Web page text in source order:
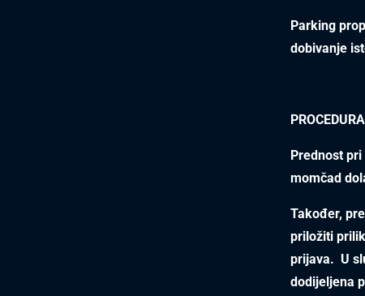
Parking
dobivanje
Prednost
momčad
Također,
priložiti
prijava. U
dodijeljena